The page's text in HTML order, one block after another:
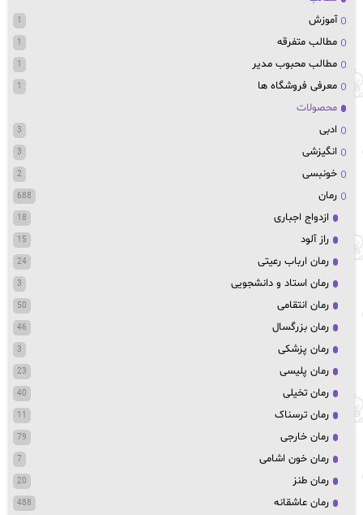
آموزش
1
مطالب متفرقه 1
مطالب محبوب مدیر 1
معرفی فروشگاه ها 1
محصولات
ادبی
3
انگیزشی 3
خونبسی 2
رمان 688
ازدواج اجباری 18
راز آلود 15
رمان ارباب رعیتی 24
رمان استاد و دانشجویی 3
رمان انتقامی 50
رمان بزرگسال 46
رمان پزشکی 3
رمان پلیسی 23
رمان تخیلی 40
رمان ترسناک 11
رمان خارجی 79
رمان خون اشامی 7
رمان طنز 20
رمان عاشقانه 488